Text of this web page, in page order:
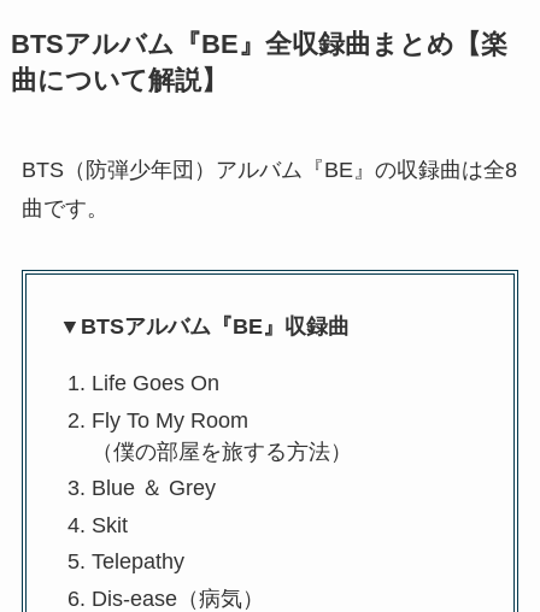
BTSアルバム『BE』全収録曲まとめ【楽
曲について解説】
BTS（防弾少年団）アルバム『BE』の収録曲は全8
曲です。
▼BTSアルバム『BE』収録曲
Life Goes On
Fly To My Room
（僕の部屋を旅する方法）
Blue ＆ Grey
Skit
Telepathy
Dis-ease（病気）